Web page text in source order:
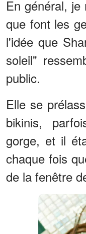
En général,
que font les
l'idée que
soleil"
public.
Elle se
bikinis,
gorge, et il
chaque fois
de la fenêtre